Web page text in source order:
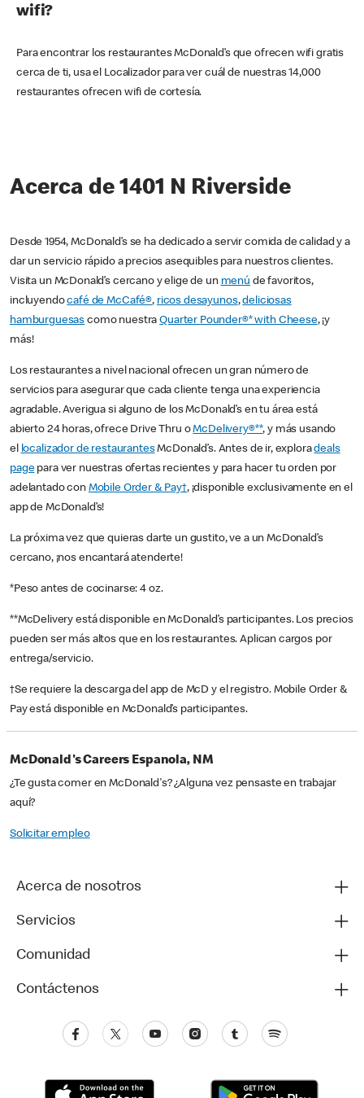
wifi?
Para encontrar los restaurantes McDonald’s que ofrecen wifi gratis
cerca de ti, usa el Localizador para ver cuál de nuestras 14,000
restaurantes ofrecen wifi de cortesía.
Acerca de 1401 N Riverside
Desde 1954, McDonald’s se ha dedicado a servir comida de calidad y a
dar un servicio rápido a precios asequibles para nuestros clientes.
Visita un McDonald’s cercano y elige de un menú de favoritos,
incluyendocafé de McCafé®, ricos desayunos,deliciosas
hamburguesas como nuestraQuarter Pounder®* with Cheese, ¡y
más!
Los restaurantes a nivel nacional ofrecen un gran número de
servicios para asegurar que cada cliente tenga una experiencia
agradable. Averigua si alguno de los McDonald’s en tu área está
abierto 24 horas, ofrece Drive Thru oMcDelivery®**, y más usando
el localizador de restaurantesMcDonald’s. Antes de ir, exploradeals
pagepara ver nuestras ofertas recientes y para hacer tu orden por
adelantado con Mobile Order & Pay†, ¡disponible exclusivamente en el
app de McDonald’s!
La próxima vez que quieras darte un gustito, ve a un McDonald’s
cercano, ¡nos encantará atenderte!
*Peso antes de cocinarse: 4 oz.
**McDelivery está disponible en McDonald’s participantes. Los precios
pueden ser más altos que en los restaurantes. Aplican cargos por
entrega/servicio.
†Se requiere la descarga del app de McD y el registro. Mobile Order &
Pay está disponible en McDonald’s participantes.
McDonald's Careers Espanola, NM
¿Te gusta comer en McDonald's? ¿Alguna vez pensaste en trabajar
aquí?
Solicitar empleo
Acerca de nosotros
Servicios
Comunidad
Contáctenos